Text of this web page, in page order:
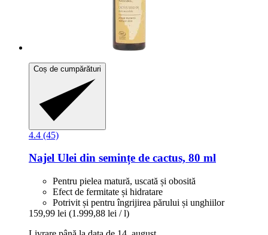
Coș de cumpărături
4.4 (45)
Najel Ulei din semințe de cactus, 80 ml
Pentru pielea matură, uscată și obosită
Efect de fermitate și hidratare
Potrivit și pentru îngrijirea părului și unghiilor
159,99 lei (1.999,88 lei / l)